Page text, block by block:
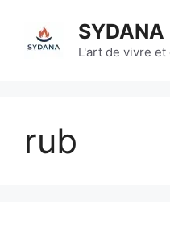
contenu
SYDANA
L'art de vivre
rub